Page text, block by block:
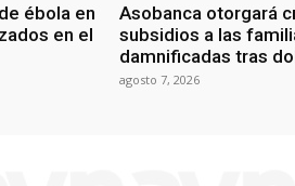
ébola en
en el
Asobanca otorgará
subsidios a las
damnificadas tras
agosto 7, 2026